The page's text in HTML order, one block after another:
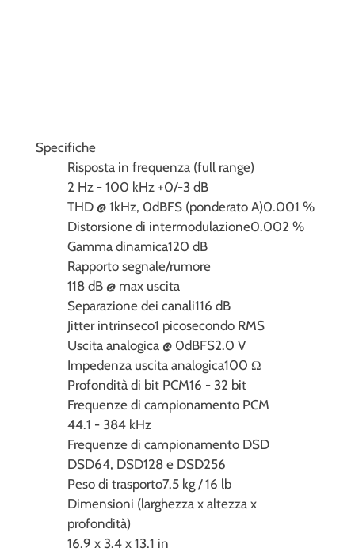
Specifiche
Risposta in frequenza (full range)
2 Hz - 100 kHz +0/-3 dB
THD @ 1kHz, 0dBFS (ponderato A)0.001 %
Distorsione di intermodulazione0.002 %
Gamma dinamica120 dB
Rapporto segnale/rumore
118 dB @ max uscita
Separazione dei canali116 dB
Jitter intrinseco1 picosecondo RMS
Uscita analogica @ 0dBFS2.0 V
Impedenza uscita analogica100 Ω
Profondità di bit PCM16 - 32 bit
Frequenze di campionamento PCM
44.1 - 384 kHz
Frequenze di campionamento DSD
DSD64, DSD128 e DSD256
Peso di trasporto7.5 kg / 16 lb
Dimensioni (larghezza x altezza x
profondità)
16.9 x 3.4 x 13.1 in